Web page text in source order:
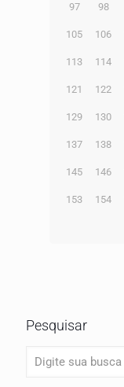
97 98
105 106
113 114
121 122
129 130
137 138
145 146
153 154
Pesquisar